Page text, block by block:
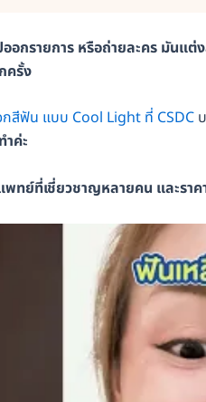
ปออกรายการ หรือถ่ายละคร มันแต่
ครั้ง
สีฟัน แบบ Cool Light ที่ CSDC
ค่ะ
พทย์ที่เชี่ยวชาญหลายคน และรา